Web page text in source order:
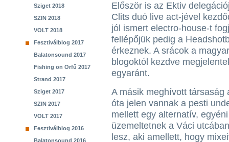
Sziget 2018
SZIN 2018
VOLT 2018
Fesztiválblog 2017
Balatonsound 2017
Fishing on Orfű 2017
Strand 2017
Sziget 2017
SZIN 2017
VOLT 2017
Fesztiválblog 2016
Balatonsound 2016
Először is az Ektiv
Clits duó live act-jével
jól ismert electro-house-t
fellépőjük pedig a
érkeznek. A srácok a
blogoktól kezdve
egyaránt.
A másik meghívott társaság
óta jelen vannak a pesti
mellett egy alternatív,
üzemeltetnek a Váci
lesz, aki amellett, hogy